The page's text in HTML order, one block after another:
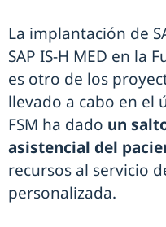
La implantación de
SAP IS-H MED en la
es otro de los
llevado a cabo en el
FSM ha dado un
asistencial del
recursos al servicio
personalizada.